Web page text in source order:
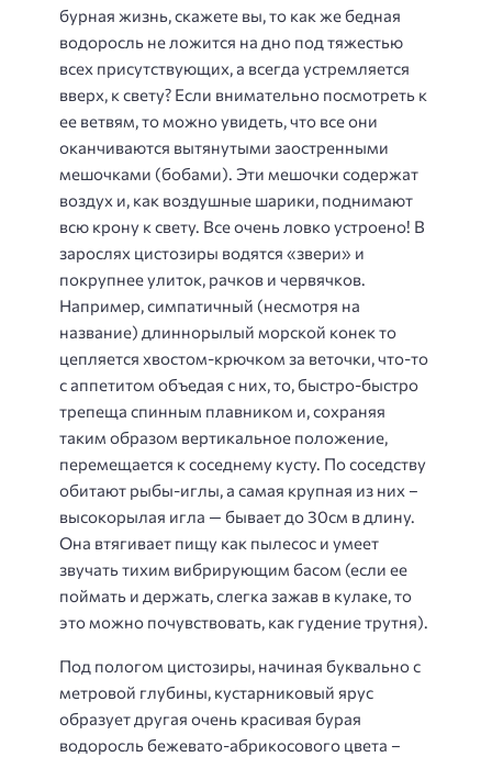
бурная жизнь, скажете вы, то как же бедная
водоросль не ложится на дно под тяжестью
всех присутствующих, а всегда устремляется
вверх, к свету? Если внимательно посмотреть к
ее ветвям, то можно увидеть, что все они
оканчиваются вытянутыми заостренными
мешочками (бобами). Эти мешочки содержат
воздух и, как воздушные шарики, поднимают
всю крону к свету. Все очень ловко устроено! В
зарослях цистозиры водятся «звери» и
покрупнее улиток, рачков и червячков.
Например, симпатичный (несмотря на
название) длиннорылый морской конек то
цепляется хвостом-крючком за веточки, что-то
с аппетитом объедая с них, то, быстро-быстро
трепеща спинным плавником и, сохраняя
таким образом вертикальное положение,
перемещается к соседнему кусту. По соседству
обитают рыбы-иглы, а самая крупная из них –
высокорылая игла — бывает до 30см в длину.
Она втягивает пищу как пылесос и умеет
звучать тихим вибрирующим басом (если ее
поймать и держать, слегка зажав в кулаке, то
это можно почувствовать, как гудение трутня).
Под пологом цистозиры, начиная буквально с
метровой глубины, кустарниковый ярус
образует другая очень красивая бурая
водоросль бежевато-абрикосового цвета –